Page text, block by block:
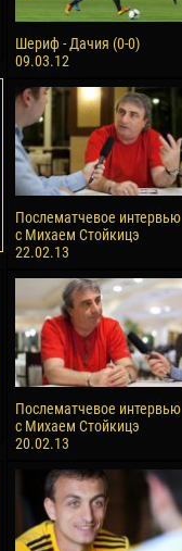
Шериф - Дачия (0-0)
09.03.12
Послематчевое интервью
с Михаем Стойкицэ
22.02.13
Послематчевое интервью
с Михаем Стойкицэ
20.02.13